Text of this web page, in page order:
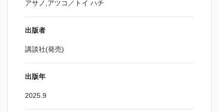
アサノ,アツコ／トイ ハチ
出版者
講談社(発売)
出版年
2025.9